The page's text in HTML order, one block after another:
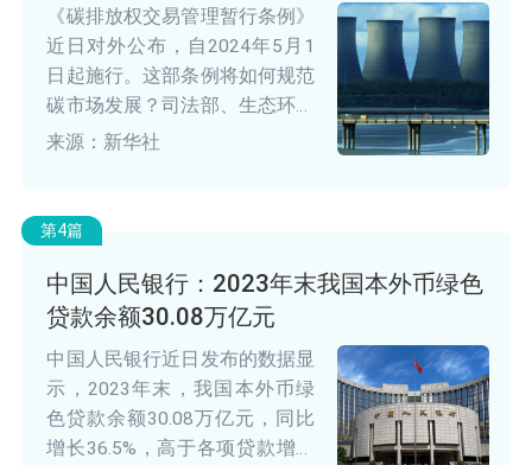
《碳排放权交易管理暂行条例》
近日对外公布，自2024年5月1
日起施行。这部条例将如何规范
碳市场发展？司法部、生态环境
部有关负责人对条例进行了解
来源：新华社
第4篇
中国人民银行：2023年末我国本外币绿色
贷款余额30.08万亿元
中国人民银行近日发布的数据显
示，2023年末，我国本外币绿
色贷款余额30.08万亿元，同比
增长36.5%，高于各项贷款增速